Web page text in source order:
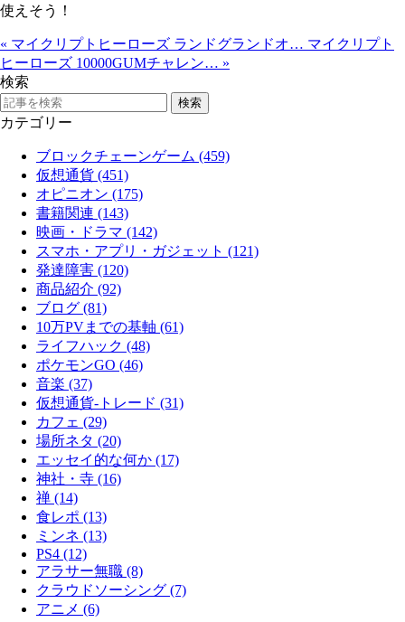
使えそう！
« マイクリプトヒーローズ ランドグランドオ… マイクリプト
ヒーローズ 10000GUMチャレン… »
検索
カテゴリー
ブロックチェーンゲーム (459)
仮想通貨 (451)
オピニオン (175)
書籍関連 (143)
映画・ドラマ (142)
スマホ・アプリ・ガジェット (121)
発達障害 (120)
商品紹介 (92)
ブログ (81)
10万PVまでの基軸 (61)
ライフハック (48)
ポケモンGO (46)
音楽 (37)
仮想通貨-トレード (31)
カフェ (29)
場所ネタ (20)
エッセイ的な何か (17)
神社・寺 (16)
禅 (14)
食レポ (13)
ミンネ (13)
PS4 (12)
アラサー無職 (8)
クラウドソーシング (7)
アニメ (6)